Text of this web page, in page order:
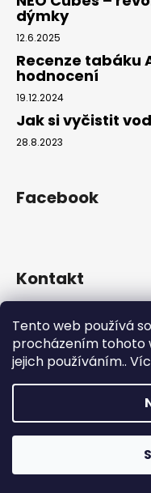
Tento web používá
procházením tohoto
jejich používáním..
dýmky
12.6.2025
Recenze tabáku
hodnocení
19.12.2024
Jak si vyčistit
28.8.2023
Facebook
Kontakt
+420 739 522 572
hookah_gang.cz/
Copyright 2026